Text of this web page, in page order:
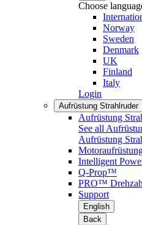
Choose
Norway
Sweden
Denmark
UK
Finland
Italy
Login
Aufrüstung Strahlruder
Aufrüstung
See all
Aufrüstung
Intelligent
Q-Prop™
PRO™
Support
English
Back